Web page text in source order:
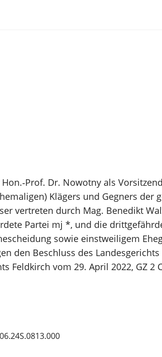
Dr. Nowotny als
Klägers und Gegners
vertreten durch Mag. Benedikt
Partei mj *, und die
sowie einstweiligem
den Beschluss des
Feldkirch vom 29. April 2022, GZ 2